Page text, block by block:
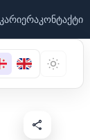
კარიერაკონტაქტი